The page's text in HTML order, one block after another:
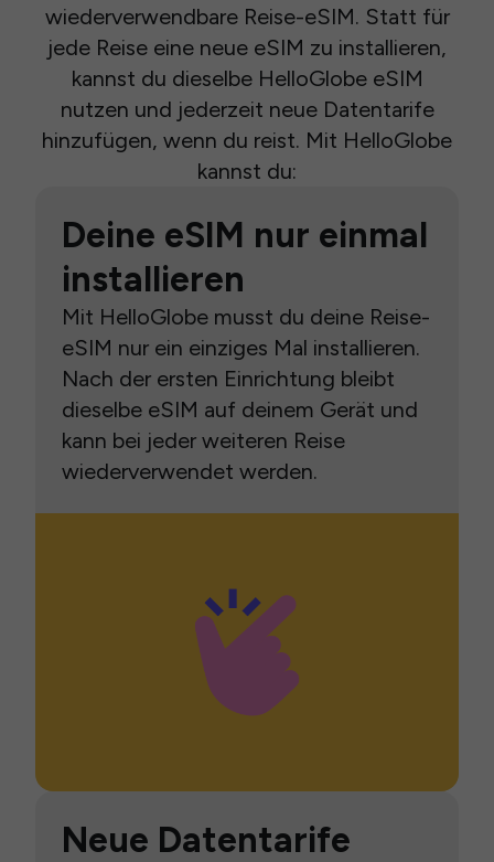
wiederverwendbare Reise-eSIM. Statt für
jede Reise eine neue eSIM zu installieren,
kannst du dieselbe HelloGlobe eSIM
nutzen und jederzeit neue Datentarife
hinzufügen, wenn du reist. Mit HelloGlobe
kannst du:
Deine eSIM nur einmal
installieren
Mit HelloGlobe musst du deine Reise-
eSIM nur ein einziges Mal installieren.
Nach der ersten Einrichtung bleibt
dieselbe eSIM auf deinem Gerät und
kann bei jeder weiteren Reise
wiederverwendet werden.
Neue Datentarife